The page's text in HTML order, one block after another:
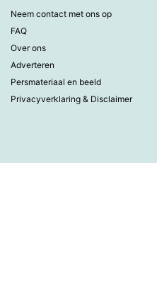
Neem contact met ons op
FAQ
Over ons
Adverteren
Persmateriaal en beeld
Privacyverklaring & Disclaimer